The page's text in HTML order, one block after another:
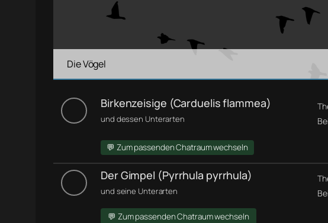
Die Vögel
Birkenzeisige (Carduelis flammea)
und dessen Unterarten
💬 Zum passenden Chatraum wechseln
Der Gimpel (Pyrrhula pyrrhula)
und seine Unterarten
💬 Zum passenden Chatraum wechseln